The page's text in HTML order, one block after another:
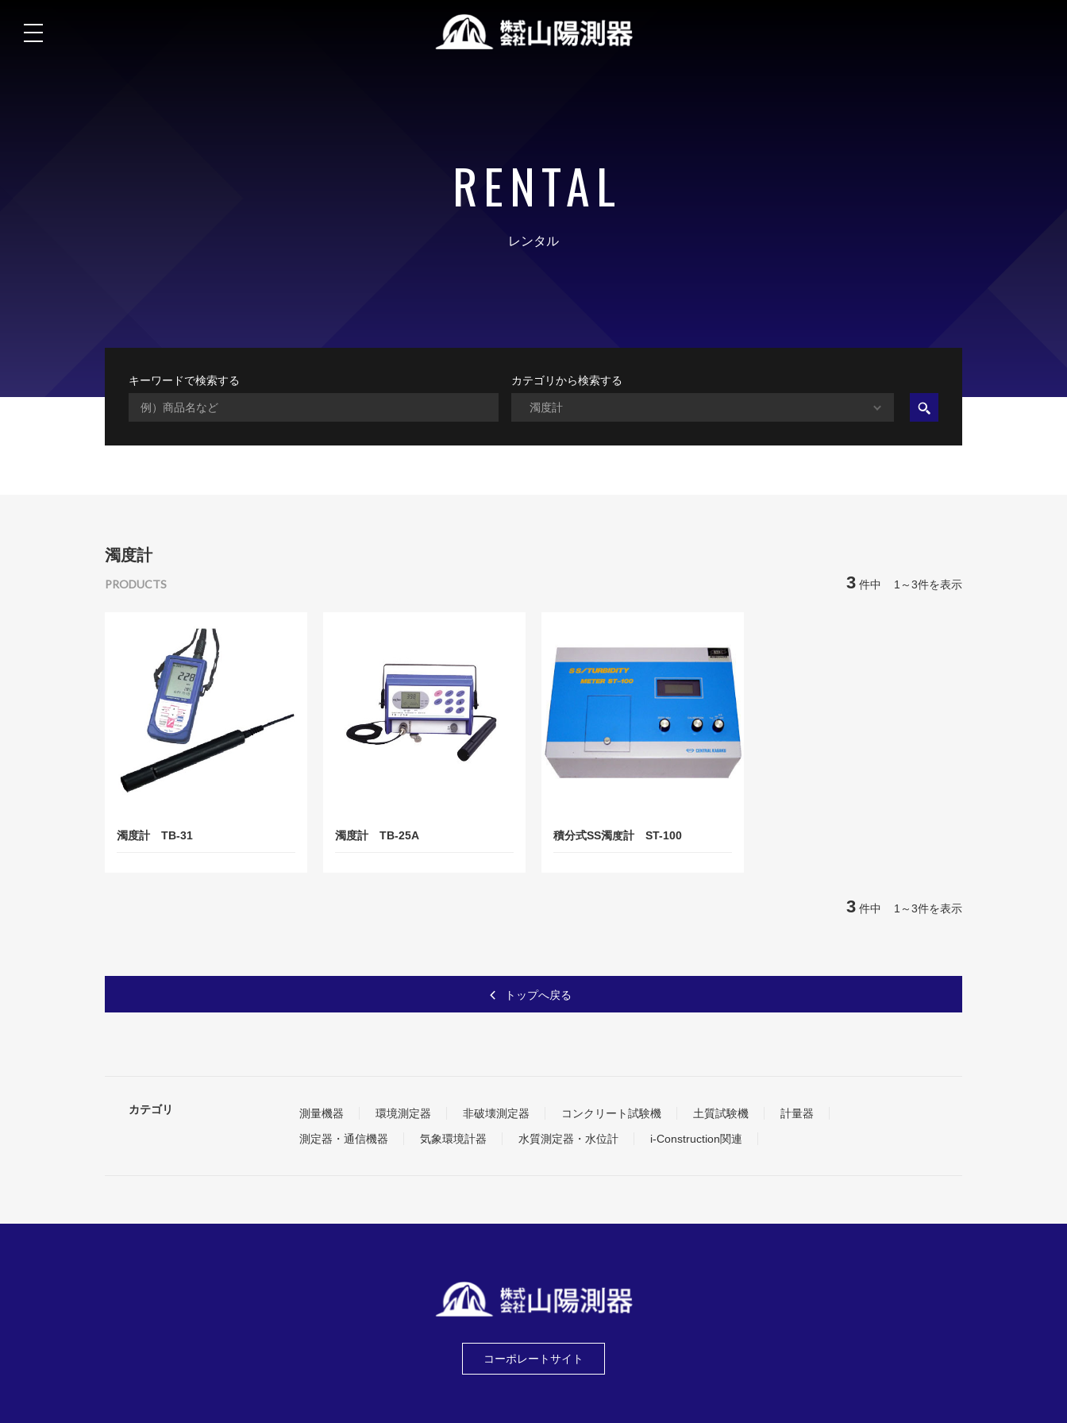
RENTAL
レンタル
キーワードで検索する カテゴリから検索する
濁度計
PRODUCTS 3 件中 1～3件を表示
濁度計 TB-31 濁度計 TB-25A 積分式SS濁度計 ST-100
3 件中 1～3件を表示
トップへ戻る
カテゴリ 測量機器 環境測定器 非破壊測定器 コンクリート試験機 土質試験機
計量器
測定器・通信機器
気象環境計器 水質測定器・水位計 i-Construction関連
コーポレートサイト